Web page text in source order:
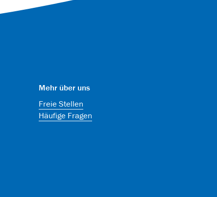
Mehr über uns
Freie Stellen
Häufige Fragen